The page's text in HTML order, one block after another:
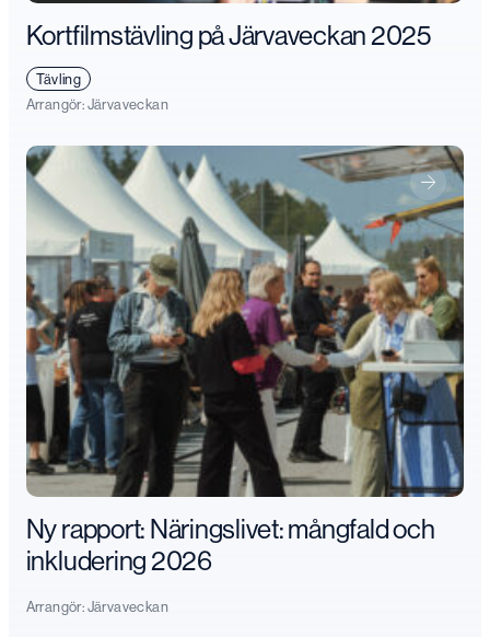
Kortfilmstävling på Järvaveckan 2025
Tävling
Arrangör:Järvaveckan
Ny rapport: Näringslivet: mångfald och
inkludering 2026
Arrangör:Järvaveckan